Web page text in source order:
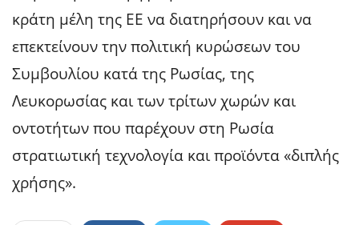
κράτη μέλη της ΕΕ να διατηρήσουν και να
επεκτείνουν την πολιτική κυρώσεων του
Συμβουλίου κατά της Ρωσίας, της
Λευκορωσίας και των τρίτων χωρών και
οντοτήτων που παρέχουν στη Ρωσία
στρατιωτική τεχνολογία και προϊόντα «διπλής
χρήσης».